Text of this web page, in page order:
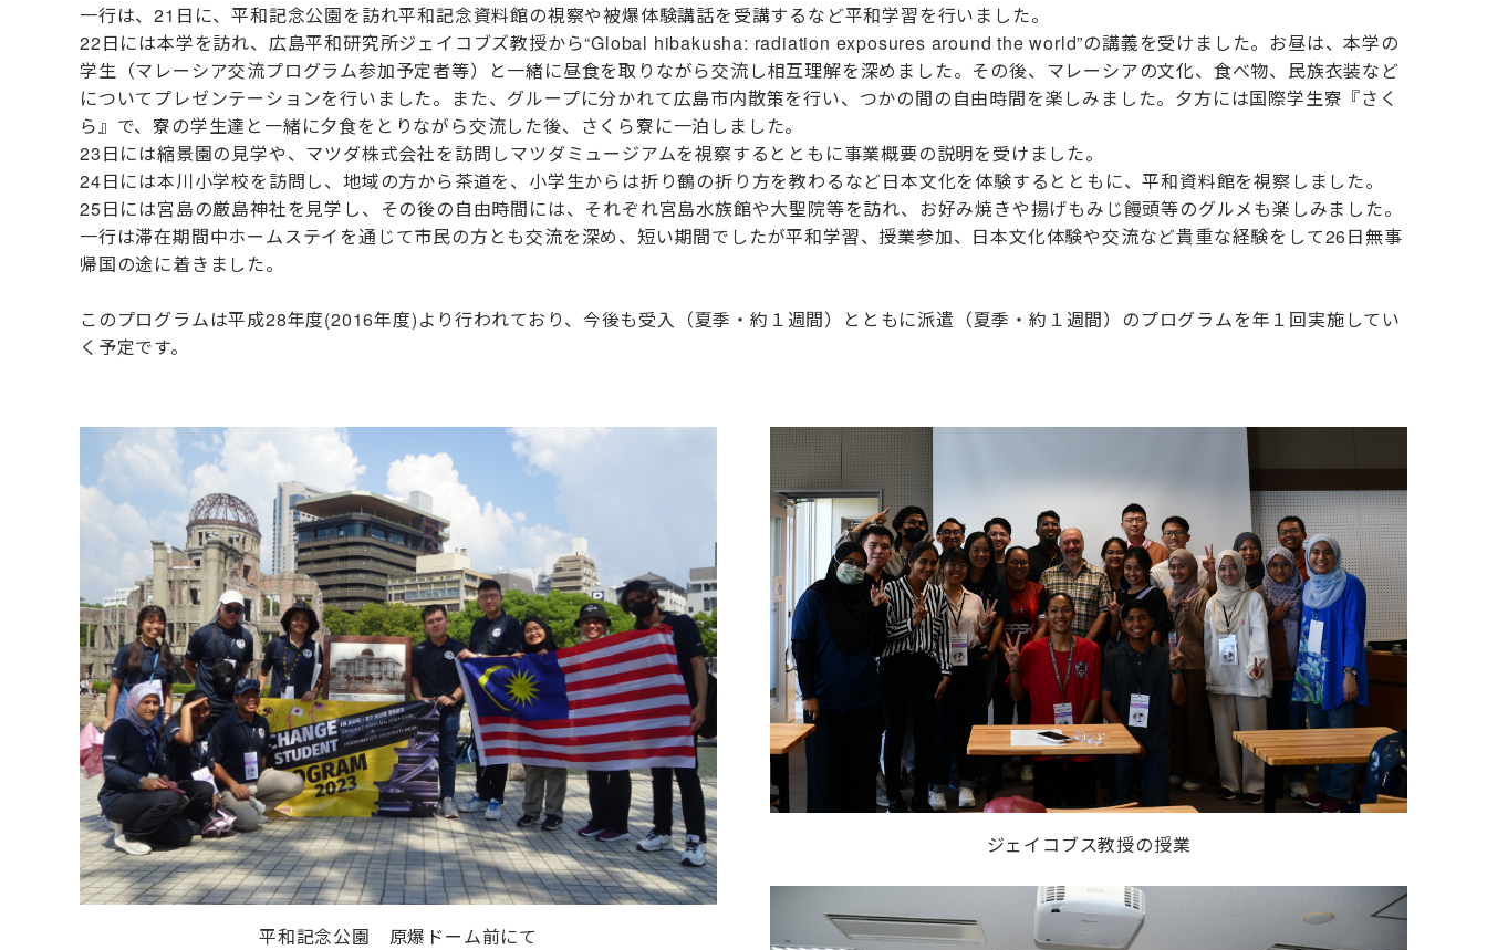
一行は、21日に、平和記念公園を訪れ平和記念資料館の視察や被爆体験講話を受講するなど平和学習を行いました。
22日には本学を訪れ、広島平和研究所ジェイコブズ教授から“Global hibakusha: radiation exposures around the world”の講義を受けました。お昼は、本学の
学生（マレーシア交流プログラム参加予定者等）と一緒に昼食を取りながら交流し相互理解を深めました。その後、マレーシアの文化、食べ物、民族衣装など
についてプレゼンテーションを行いました。また、グループに分かれて広島市内散策を行い、つかの間の自由時間を楽しみました。夕方には国際学生寮『さく
ら』で、寮の学生達と一緒に夕食をとりながら交流した後、さくら寮に一泊しました。
23日には縮景園の見学や、マツダ株式会社を訪問しマツダミュージアムを視察するとともに事業概要の説明を受けました。
24日には本川小学校を訪問し、地域の方から茶道を、小学生からは折り鶴の折り方を教わるなど日本文化を体験するとともに、平和資料館を視察しました。
25日には宮島の厳島神社を見学し、その後の自由時間には、それぞれ宮島水族館や大聖院等を訪れ、お好み焼きや揚げもみじ饅頭等のグルメも楽しみました。
一行は滞在期間中ホームステイを通じて市民の方とも交流を深め、短い期間でしたが平和学習、授業参加、日本文化体験や交流など貴重な経験をして26日無事
帰国の途に着きました。
このプログラムは平成28年度(2016年度)より行われており、今後も受入（夏季・約１週間）とともに派遣（夏季・約１週間）のプログラムを年１回実施してい
く予定です。
平和記念公園 原爆ドーム前にて
ジェイコブス教授の授業